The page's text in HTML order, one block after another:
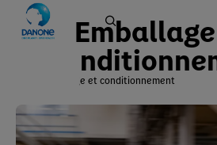
Danone en France
Danone & Vous
Emballage et conditionnement